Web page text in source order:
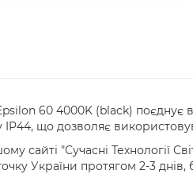
60 4000K (black) поєднує
IP44, що дозволяє
сайті "Сучасні Технології
України протягом 2-3